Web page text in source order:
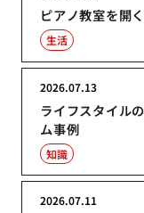
ピアノ教室を開
生活
ライフスタイル
ム事例
2026.07.13
知識
2026.07.11